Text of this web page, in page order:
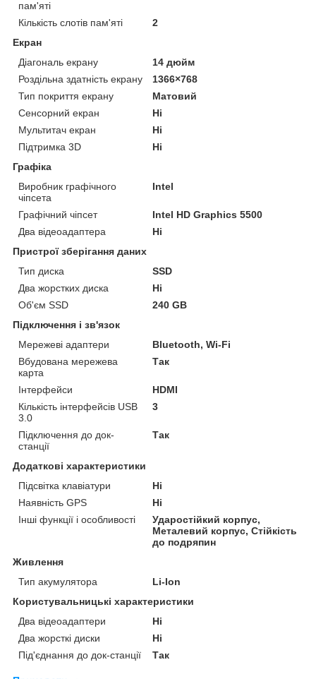
пам'яті
Кількість слотів пам'яті
2
Екран
Діагональ екрану
14 дюйм
Роздільна здатність екрану
1366×768
Тип покриття екрану
Матовий
Сенсорний екран
Ні
Мультитач екран
Ні
Підтримка 3D
Ні
Графіка
Виробник графічного
чіпсета
Intel
Графічний чіпсет
Intel HD Graphics 5500
Два відеоадаптера
Ні
Пристрої зберігання даних
Тип диска
SSD
Два жорстких диска
Ні
Об'єм SSD
240 GB
Підключення і зв'язок
Мережеві адаптери
Bluetooth, Wi-Fi
Вбудована мережева
карта
Так
Інтерфейси
HDMI
Кількість інтерфейсів USB
3.0
3
Підключення до док-
станції
Так
Додаткові характеристики
Підсвітка клавіатури
Ні
Наявність GPS
Ні
Інші функції і особливості
Ударостійкий корпус,
Металевий корпус, Стійкість
до подряпин
Живлення
Тип акумулятора
Li-Ion
Користувальницькі характеристики
Два відеоадаптери
Ні
Два жорсткі диски
Ні
Під'єднання до док-станції
Так